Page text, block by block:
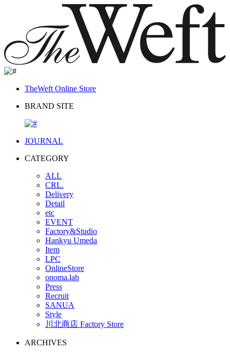
TheWeft Online Store
BRAND SITE
JOURNAL
CATEGORY
ALL
CRL.
Delivery
Detail
etc
EVENT
Factory&Studio
Hankyu Umeda
Item
LPC
OnlineStore
onoma.lab
Press
Recruit
SANUA
Style
川北商店 Factory Store
ARCHIVES